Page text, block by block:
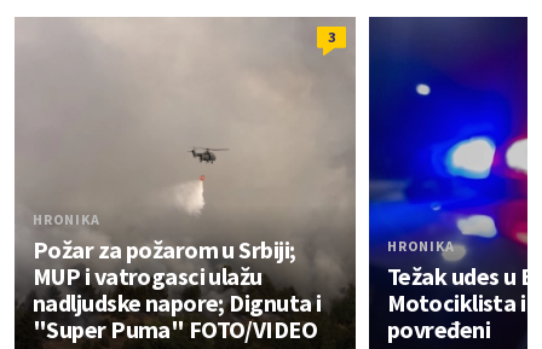
3
HRONIKA
Požar za požarom u Srbiji;
MUP i vatrogasci ulažu
nadljudske napore; Dignuta i
"Super Puma" FOTO/VIDEO
HRONIKA
Težak udes u
Motociklista i
povređeni